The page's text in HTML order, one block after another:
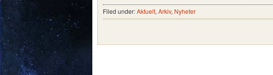
Filed under:Aktuelt, Arkiv, Nyheter